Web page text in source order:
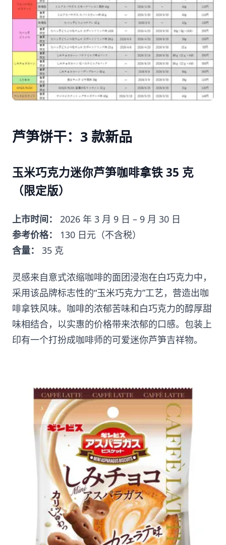
芦笋饼干：3 款新品
玉米巧克力迷你芦笋咖啡拿铁 35 克
（限定版）
上市时间：
2026 年 3 月 9 日 – 9 月 30 日
参考价格：
130 日元（不含税）
含量：
35 克
灵感来自意式浓缩咖啡的面团浸泡在白巧克力中，
采用该品牌标志性的“玉米巧克力”工艺，营造出咖
啡拿铁风味。咖啡的浓郁苦味和白巧克力的醇厚甜
味相结合，以实惠的价格带来浓郁的口感。包装上
印有一个打扮成咖啡师的可爱迷你芦笋吉祥物。